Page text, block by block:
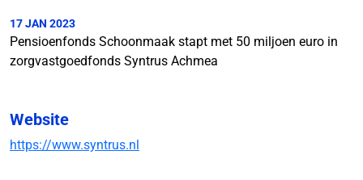
17 JAN 2023
Pensioenfonds Schoonmaak stapt met 50 miljoen euro in
zorgvastgoedfonds Syntrus Achmea
Website
https://www.syntrus.nl